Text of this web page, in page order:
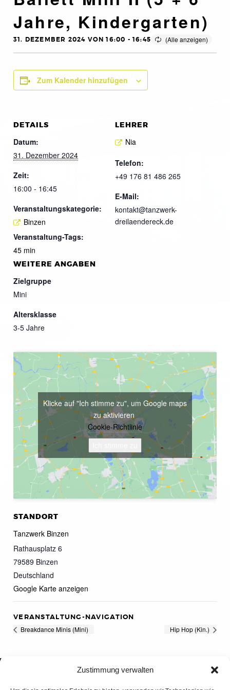
Zustimmung verwalten
Jahre, Kindergarten)
31. DEZEMBER 2024 VON 16:00 -16:45
Zum Kalender hinzufügen
DETAILS
Datum:
31. Dezember 2024
Zeit:
16:00 - 16:45
Veranstaltungskategorie:
Binzen
Veranstaltung-Tags:
45 min
LEHRER
Nia
Telefon:
+49 176 81 486 265
E-Mail:
kontakt@tanzwerk-
dreilaendereck.de
WEITERE ANGABEN
Zielgruppe
Mini
Altersklasse
3-5 Jahre
STANDORT
Tanzwerk Binzen
Rathausplatz 6
79589 Binzen
Deutschland
Google Karte anzeigen
Klicke auf "Ich stimme zu", um Google maps
zu aktivieren
Cookie-Richtlinie
VERANSTALTUNG-NAVIGATION
Breakdance Minis (Mini) Hip Hop (Kin.)